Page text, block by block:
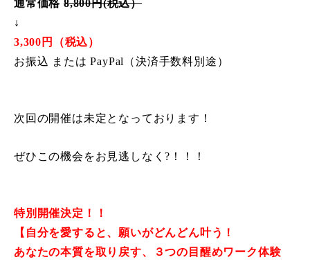
通常価格 8,800円(税込）
↓
3,300円（税込）
お振込 または PayPal（決済手数料別途）
次回の開催は未定となっております！
ぜひこの機会をお見逃しなく?！！！
特別開催決定！！
【自分を愛すると、願いがどんどん叶う！
あなたの本質を取り戻す、３つの目醒めワーク体験